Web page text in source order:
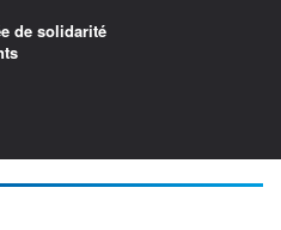
de solidarité